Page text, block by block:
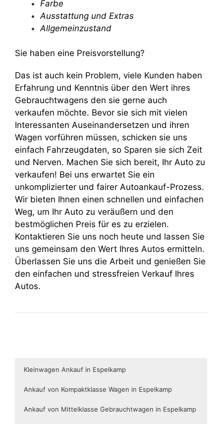
Farbe
Ausstattung und Extras
Allgemeinzustand
Sie haben eine Preisvorstellung?
Das ist auch kein Problem, viele Kunden haben
Erfahrung und Kenntnis über den Wert ihres
Gebrauchtwagens den sie gerne auch
verkaufen möchte. Bevor sie sich mit vielen
Interessanten Auseinandersetzen und ihren
Wagen vorführen müssen, schicken sie uns
einfach Fahrzeugdaten, so Sparen sie sich Zeit
und Nerven. Machen Sie sich bereit, Ihr Auto zu
verkaufen! Bei uns erwartet Sie ein
unkomplizierter und fairer Autoankauf-Prozess.
Wir bieten Ihnen einen schnellen und einfachen
Weg, um Ihr Auto zu veräußern und den
bestmöglichen Preis für es zu erzielen.
Kontaktieren Sie uns noch heute und lassen Sie
uns gemeinsam den Wert Ihres Autos ermitteln.
Überlassen Sie uns die Arbeit und genießen Sie
den einfachen und stressfreien Verkauf Ihres
Autos.
Kleinwagen Ankauf in Espelkamp
Ankauf von Kompaktklasse Wagen in Espelkamp
Ankauf von Mittelklasse Gebrauchtwagen in Espelkamp